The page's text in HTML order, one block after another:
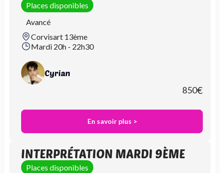
Places disponibles
Avancé
Corvisart 13ème
Mardi 20h - 22h30
Cyrian
850€
En savoir plus >
INTERPRÉTATION MARDI 9ÈME
Places disponibles